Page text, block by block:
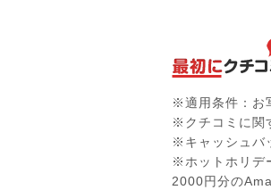
※適用条件：お
※クチコミに関
※キャッシュバ
※ホットホリデ
2000円分の